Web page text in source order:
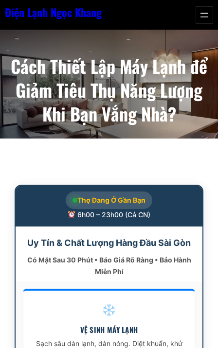
Chuyển
nội
dung
Điện Lạnh Ngọc Khang
Cách Thiết Lập Máy Lạnh để
Giảm Tiêu Thụ Năng Lượng
Khi Bạn Vắng Nhà?
Thợ Đang Ở Gần Bạn
6h00 – 23h00 (Cả CN)
Uy Tín & Chất Lượng Hàng Đầu Sài Gòn
Có Mặt Sau 30 Phút • Báo Giá Rõ Ràng • Bảo Hành
Miễn Phí
VỆ SINH MÁY LẠNH
Sạch sâu dàn lạnh, dàn nóng. Diệt khuẩn, khử